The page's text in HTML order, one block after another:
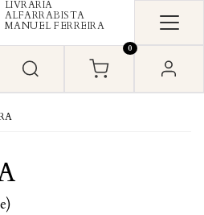
LIVRARIA
ALFARRABISTA
MANUEL FERREIRA
0